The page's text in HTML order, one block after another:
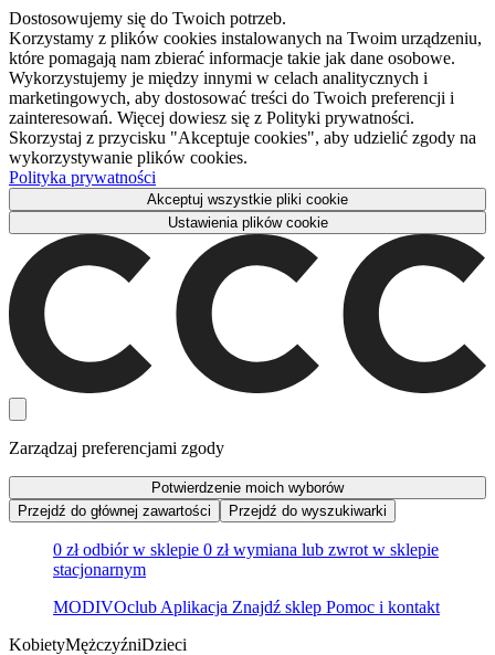
Dostosowujemy się do Twoich potrzeb.
Korzystamy z plików cookies instalowanych na Twoim urządzeniu,
które pomagają nam zbierać informacje takie jak dane osobowe.
Wykorzystujemy je między innymi w celach analitycznych i
marketingowych, aby dostosować treści do Twoich preferencji i
zainteresowań. Więcej dowiesz się z Polityki prywatności.
Skorzystaj z przycisku "Akceptuje cookies", aby udzielić zgody na
wykorzystywanie plików cookies.
Polityka prywatności
Akceptuj wszystkie pliki cookie
Ustawienia plików cookie
Zarządzaj preferencjami zgody
Potwierdzenie moich wyborów
Przejdź do głównej zawartości
Przejdź do wyszukiwarki
0 zł odbiór w sklepie 0 zł wymiana lub zwrot w sklepie
stacjonarnym
MODIVOclub Aplikacja Znajdź sklep Pomoc i kontakt
KobietyMężczyźniDzieci